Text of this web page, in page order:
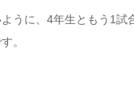
うに、4年生ともう1試
。